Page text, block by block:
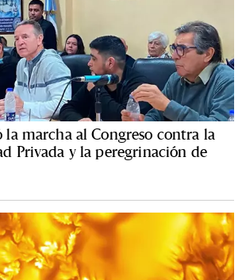
marcha al Congreso contra la
Privada y la peregrinación de